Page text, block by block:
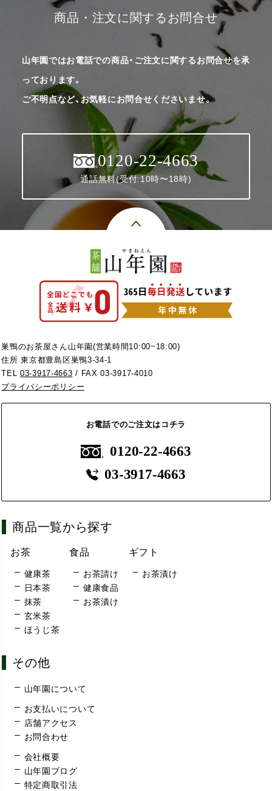
商品・注文に関するお問合せ
山年園ではお電話での商品・ご注文に関するお問合せを承
っております。
ご不明点など、お気軽にお問合せくださいませ。
0120-22-4663
通話無料(受付:10時〜18時)
巣鴨のお茶屋さん山年園(営業時間10:00~18:00)
住所 東京都豊島区巣鴨3-34-1
TEL03-3917-4663 / FAX 03-3917-4010
プライバシーポリシー
お電話でのご注文はコチラ
0120-22-4663
03-3917-4663
商品一覧から探す
お茶
健康茶
日本茶
抹茶
玄米茶
ほうじ茶
食品
お茶請け
健康食品
お茶漬け
ギフト
お茶漬け
その他
山年園について
お支払いについて
店舗アクセス
お問合わせ
会社概要
山年園ブログ
特定商取引法